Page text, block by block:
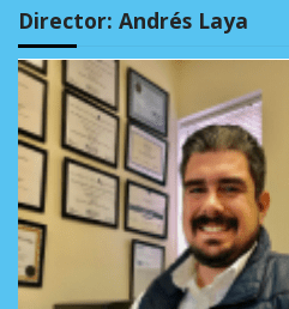
Director: Andrés Laya